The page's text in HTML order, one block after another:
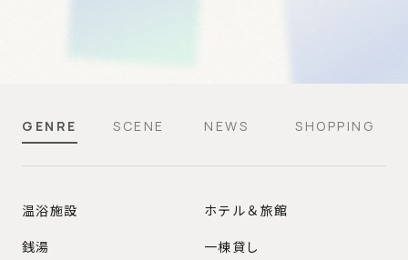
GENRE SCENE NEWS SHOPPING
GENRE
温浴施設
銭湯
ホテル＆旅館
一棟貸し